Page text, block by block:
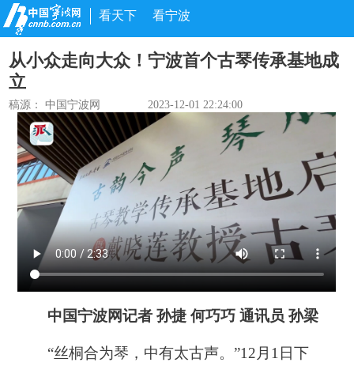
看天下 看宁波
从小众走向大众！宁波首个古琴传承基地成
立
稿源： 中国宁波网 2023-12-01 22:24:00
中国宁波网记者 孙捷 何巧巧 通讯员 孙梁
“丝桐合为琴，中有太古声。”12月1日下